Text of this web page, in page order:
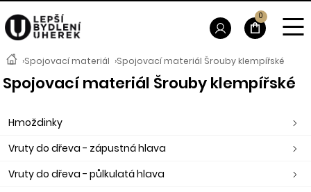
›Spojovací materiál ›Spojovací materiál Šrouby klempířské
Spojovací materiál Šrouby klempířské
Hmoždinky
Vruty do dřeva - zápustná hlava
Vruty do dřeva - půlkulatá hlava
0